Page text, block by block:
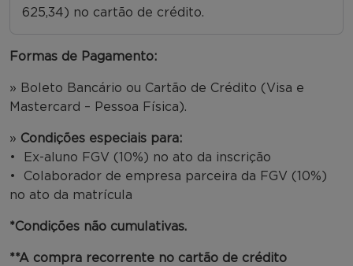
625,34) no cartão de crédito.
Formas de Pagamento:
» Boleto Bancário ou Cartão de Crédito (Visa e
Mastercard – Pessoa Física).
» Condições especiais para:
• Ex-aluno FGV (10%) no ato da inscrição
• Colaborador de empresa parceira da FGV (10%)
no ato da matrícula
*Condições não cumulativas.
**A compra recorrente no cartão de crédito